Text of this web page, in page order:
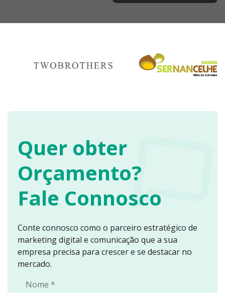
Quer obter
Orçamento?
Fale Connosco
Conte connosco como o parceiro estratégico de
marketing digital e comunicação que a sua
empresa precisa para crescer e se destacar no
mercado.